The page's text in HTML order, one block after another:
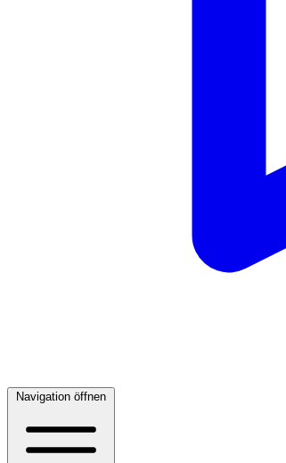
Navigation öffnen